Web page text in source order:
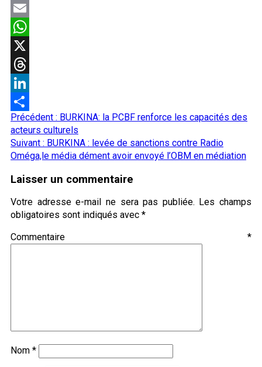
Facebook
Email
WhatsApp
X
Threads
LinkedIn
Partager
Navigation
d’article
Précédent : BURKINA: la PCBF renforce les capacités des
acteurs culturels
Suivant : BURKINA : levée de sanctions contre Radio
Oméga,le média dément avoir envoyé l’OBM en médiation
Laisser un commentaire
Votre adresse e-mail ne sera pas publiée. Les champs
obligatoires sont indiqués avec *
Commentaire *
Nom *